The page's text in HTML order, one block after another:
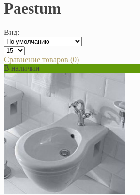
Paestum
Вид:
Сравнение товаров (0)
В наличии